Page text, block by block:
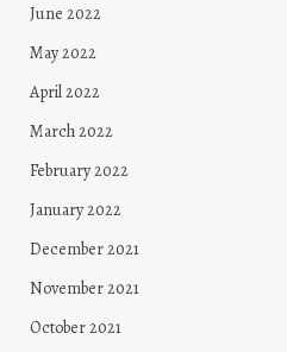
June 2022
May 2022
April 2022
March 2022
February 2022
January 2022
December 2021
November 2021
October 2021